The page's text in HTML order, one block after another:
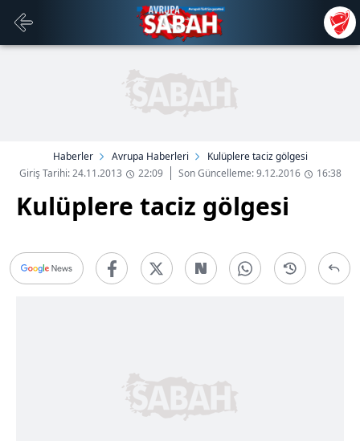
Haberler Avrupa Haberleri
Kulüplere taciz gölgesi
Giriş Tarihi: 24.11.2013
22:09 Son Güncelleme: 9.12.2016 16:38
Kulüplere taciz gölgesi